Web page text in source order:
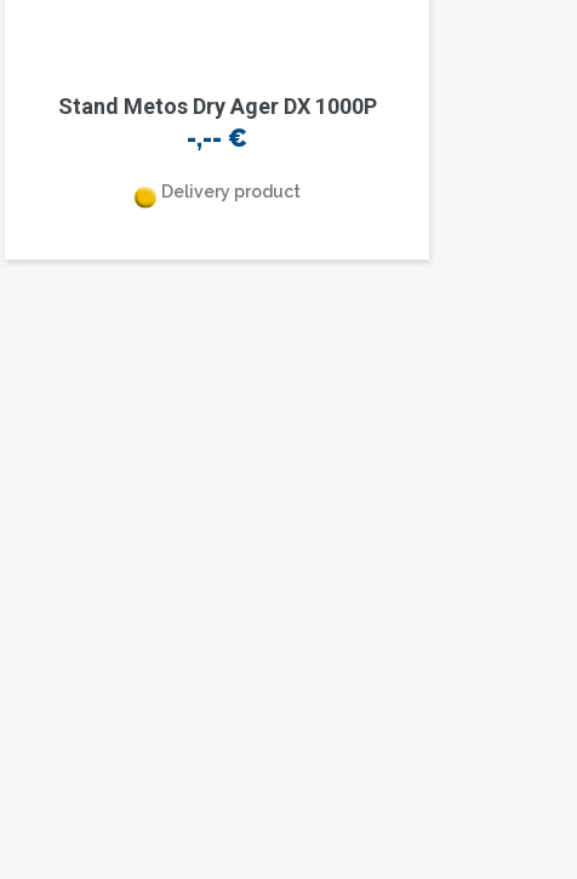
Stand Metos Dry Ager DX 1000P
-,-- €
Delivery product